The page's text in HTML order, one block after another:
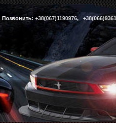
Позвонить: +38(067)1190976,